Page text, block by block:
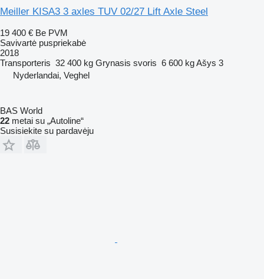
Meiller KISA3 3 axles TUV 02/27 Lift Axle Steel
19 400 € Be PVM
Savivartė puspriekabė
2018
Transporteris 32 400 kg Grynasis svoris 6 600 kgAšys 3
Nyderlandai, Veghel
BAS World
22 metai su „Autoline“
Susisiekite su pardavėju